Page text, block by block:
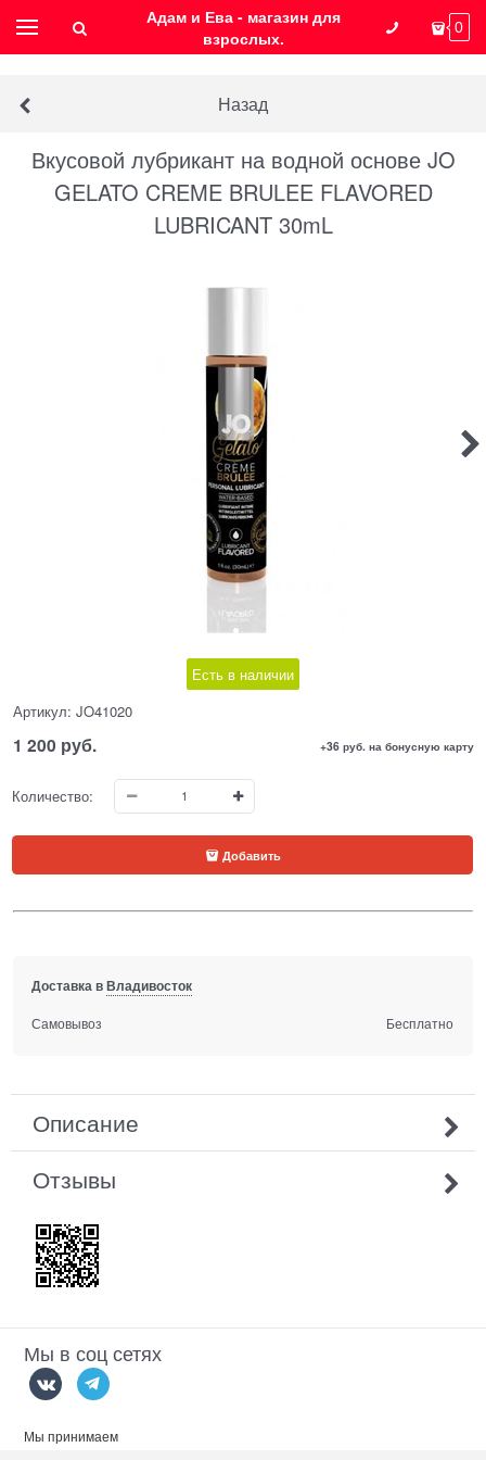
Адам и Ева - магазин для
взрослых.
0
Назад
Вкусовой лубрикант на водной основе JO
GELATO CREME BRULEE FLAVORED
LUBRICANT 30mL
Есть в наличии
Артикул: JO41020
1 200 руб. +36 руб. на бонусную карту
Количество:
Добавить
Доставка вВладивосток
Самовывоз Бесплатно
Описание
Отзывы
Мы в соц сетях
Мы принимаем